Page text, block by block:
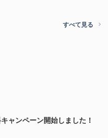
すべて見る
ャンペーン開始しました！